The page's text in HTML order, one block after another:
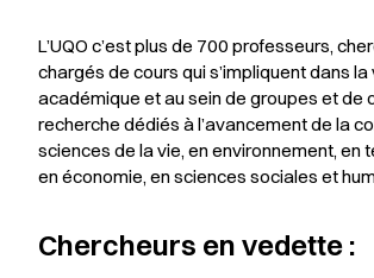
L’UQO c’est plus de 700 professeurs,
chargés de cours qui s’impliquent dans la
académique et au sein de groupes et de
recherche dédiés à l’avancement de la
sciences de la vie, en environnement, en
en économie, en sciences sociales et
Chercheurs en vedette :